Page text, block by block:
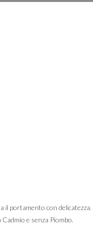
il portamento con
e senza Piombo.